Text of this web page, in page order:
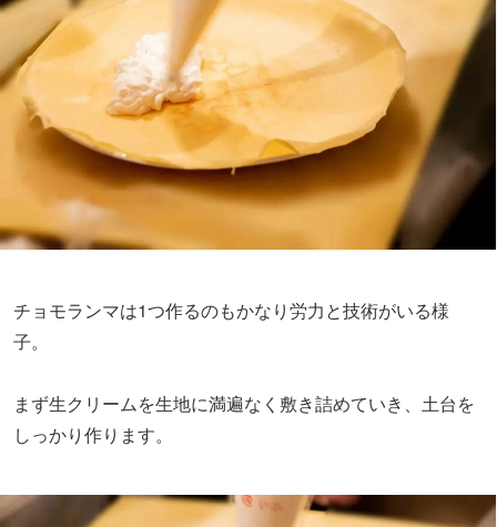
チョモランマは1つ作るのもかなり労力と技術がいる様
子。
まず生クリームを生地に満遍なく敷き詰めていき、土台を
しっかり作ります。